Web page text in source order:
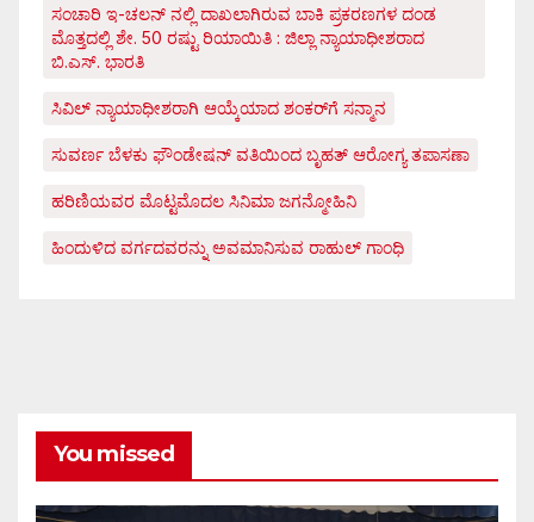
ಸಂಚಾರಿ ಇ-ಚಲನ್ ನಲ್ಲಿ ದಾಖಲಾಗಿರುವ ಬಾಕಿ ಪ್ರಕರಣಗಳ ದಂಡ
ಮೊತ್ತದಲ್ಲಿ ಶೇ. 50 ರಷ್ಟು ರಿಯಾಯಿತಿ : ಜಿಲ್ಲಾ ನ್ಯಾಯಾಧೀಶರಾದ
ಬಿ.ಎಸ್. ಭಾರತಿ
ಸಿವಿಲ್ ನ್ಯಾಯಾಧೀಶರಾಗಿ ಆಯ್ಕೆಯಾದ ಶಂಕರ್‌ಗೆ ಸನ್ಮಾನ
ಸುವರ್ಣ ಬೆಳಕು ಫೌಂಡೇಷನ್ ವತಿಯಿಂದ ಬೃಹತ್ ಆರೋಗ್ಯ ತಪಾಸಣಾ
ಹರಿಣಿಯವರ ಮೊಟ್ಟಮೊದಲ ಸಿನಿಮಾ ಜಗನ್ಮೋಹಿನಿ
ಹಿಂದುಳಿದ ವರ್ಗದವರನ್ನು ಅವಮಾನಿಸುವ ರಾಹುಲ್ ಗಾಂಧಿ
You missed